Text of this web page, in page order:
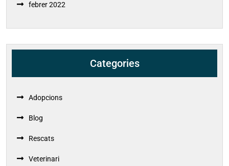
febrer 2022
Categories
Adopcions
Blog
Rescats
Veterinari